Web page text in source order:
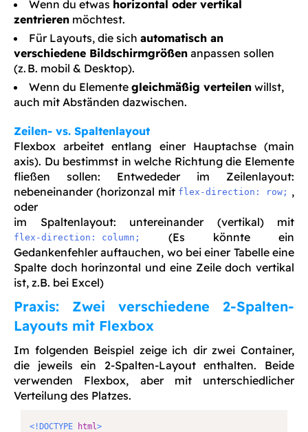
Wenn du etwas horizontal oder vertikal
zentrieren möchtest.
Für Layouts, die sich automatisch an
verschiedene Bildschirmgrößen anpassen sollen
(z. B. mobil & Desktop).
Wenn du Elemente gleichmäßig verteilen willst,
auch mit Abständen dazwischen.
Zeilen- vs. Spaltenlayout
Flexbox arbeitet entlang einer Hauptachse (main
axis). Du bestimmst in welche Richtung die Elemente
fließen sollen: Entwededer im Zeilenlayout:
nebeneinander (horizonzal mit flex-direction: row; ,
oder
im Spaltenlayout: untereinander (vertikal) mit
flex-direction: column;
(Es könnte ein
Gedankenfehler auftauchen, wo bei einer Tabelle eine
Spalte doch horinzontal und eine Zeile doch vertikal
ist, z.B. bei Excel)
Praxis: Zwei verschiedene 2-Spalten-
Layouts mit Flexbox
Im folgenden Beispiel zeige ich dir zwei Container,
die jeweils ein 2-Spalten-Layout enthalten. Beide
verwenden Flexbox, aber mit unterschiedlicher
Verteilung des Platzes.
<!DOCTYPE html>